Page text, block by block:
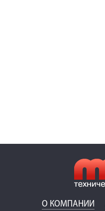
О КОМПАНИИ